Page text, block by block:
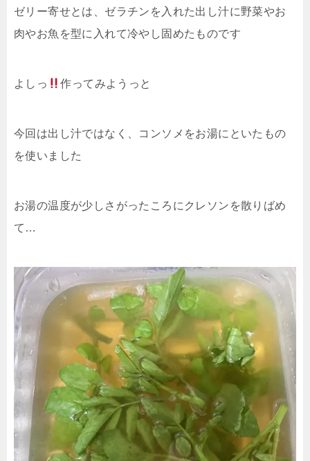
ゼリー寄せとは、ゼラチンを入れた出し汁に野菜やお
肉やお魚を型に入れて冷やし固めたものです
よしっ 作ってみようっと
今回は出し汁ではなく、コンソメをお湯にといたもの
を使いました
お湯の温度が少しさがったころにクレソンを散りばめ
て…